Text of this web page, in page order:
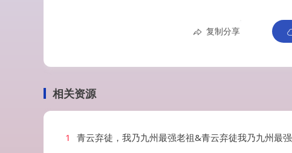
复制分享
相关资源
1 青云弃徒，我乃九州最强老祖&青云弃徒我乃九州最强老祖（62集）李兼任&厉蔺菲&穆青